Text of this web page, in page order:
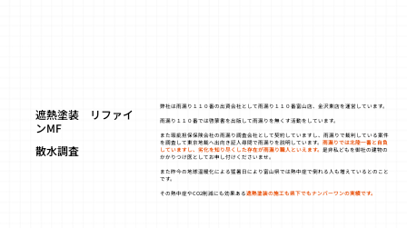
​遮熱塗装 リファイ
ンMF
​散水調査
弊社は雨漏り１１０番の出資会社として雨漏り１１０番富山店、金沢東店を運営しています。
雨漏り１１０番では啓蒙書を出版して雨漏りを無くす活動をしています。
また瑕疵担保保険会社の雨漏り調査会社として契約していますし、雨漏りで裁判している案件
を調査して東京地裁へ出向き証人尋問で雨漏りを説明しています。 雨漏りでは北陸一番と自負
していますし、劣化を知り尽くした存在が雨漏り職人といえます。 是非私どもを御社の建物の
かかりつけ医としてお申し付けくださいませ。
また昨今の地球温暖化による猛暑日により富山県では熱中症で倒れる人も増えているとのこと
です。
その熱中症やCO2削減にも効果ある遮熱塗装の施工も県下でもナンバーワンの実績です。